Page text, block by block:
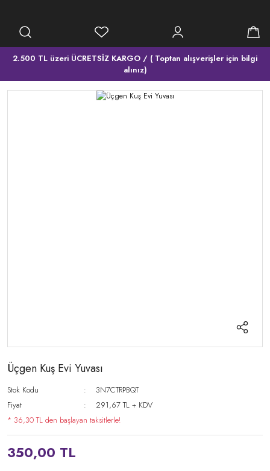
2.500 TL üzeri ÜCRETSİZ KARGO / ( Toptan alışverişler için bilgi
alınız)
Üçgen Kuş Evi Yuvası
Stok Kodu
3N7CTRPBQT
Fiyat
291,67 TL + KDV
* 36,30 TL den başlayan taksitlerle!
350,00 TL